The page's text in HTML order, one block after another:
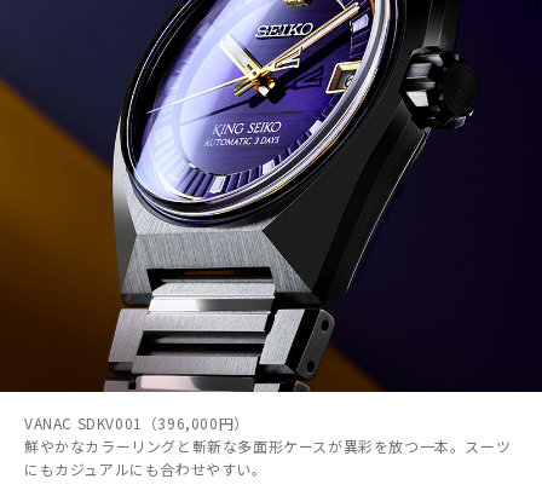
VANAC SDKV001（396,000円）
鮮やかなカラーリングと斬新な多面形ケースが異彩を放つ一本。スーツ
にもカジュアルにも合わせやすい。